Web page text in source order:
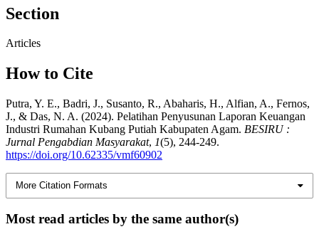
Section
Articles
How to Cite
Putra, Y. E., Badri, J., Susanto, R., Abaharis, H., Alfian, A., Fernos,
J., & Das, N. A. (2024). Pelatihan Penyusunan Laporan Keuangan
Industri Rumahan Kubang Putiah Kabupaten Agam. BESIRU :
Jurnal Pengabdian Masyarakat, 1(5), 244-249.
https://doi.org/10.62335/vmf60902
More Citation Formats
Most read articles by the same author(s)